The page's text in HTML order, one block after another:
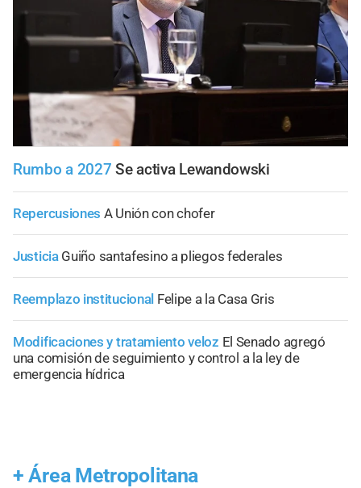
Rumbo a 2027 Se activa Lewandowski
Repercusiones A Unión con chofer
Justicia Guiño santafesino a pliegos federales
Reemplazo institucional Felipe a la Casa Gris
Modificaciones y tratamiento veloz El Senado agregó
una comisión de seguimiento y control a la ley de
emergencia hídrica
+ Área Metropolitana